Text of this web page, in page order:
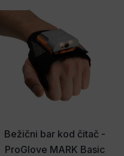
Bežični bar kod čitač -
ProGlove MARK Basic